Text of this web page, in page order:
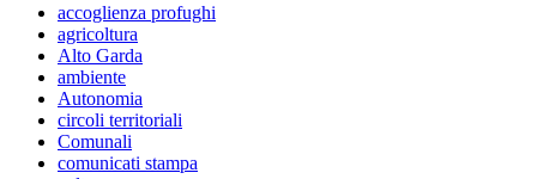
accoglienza profughi
agricoltura
Alto Garda
ambiente
Autonomia
circoli territoriali
Comunali
comunicati stampa